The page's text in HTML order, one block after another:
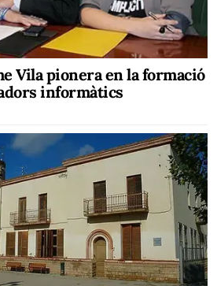
Vila pionera en la formació
informàtics